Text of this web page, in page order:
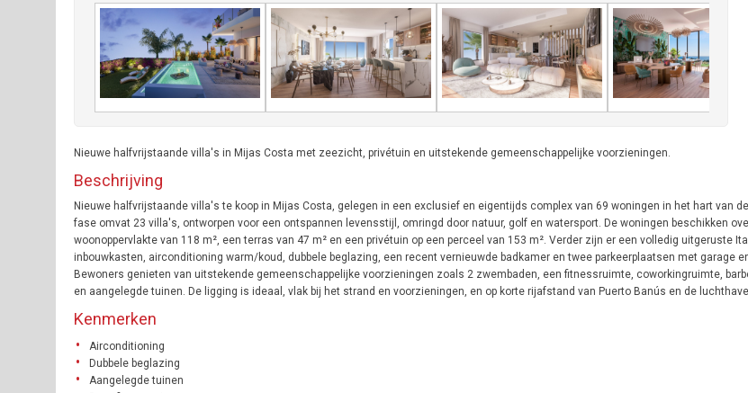
Nieuwe halfvrijstaande villa's in Mijas Costa met zeezicht, privétuin en uitstekende gemeenschappelijke voorzieningen.
Beschrijving
Nieuwe halfvrijstaande villa's te koop in Mijas Costa, gelegen in een exclusief en eigentijds complex van 69 woningen in het hart van
fase omvat 23 villa's, ontworpen voor een ontspannen levensstijl, omringd door natuur, golf en watersport. De woningen beschikken
woonoppervlakte van 118 m², een terras van 47 m² en een privétuin op een perceel van 153 m². Verder zijn er een volledig uitgeruste
inbouwkasten, airconditioning warm/koud, dubbele beglazing, een recent vernieuwde badkamer en twee parkeerplaatsen met garage
Bewoners genieten van uitstekende gemeenschappelijke voorzieningen zoals 2 zwembaden, een fitnessruimte, coworkingruimte,
en aangelegde tuinen. De ligging is ideaal, vlak bij het strand en voorzieningen, en op korte rijafstand van Puerto Banús en de
Kenmerken
Airconditioning
Dubbele beglazing
Aangelegde tuinen